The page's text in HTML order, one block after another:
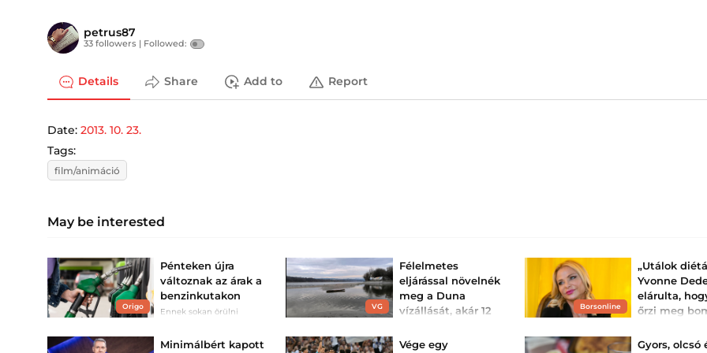
petrus87
33 followers | Followed:
Details Share Add to Report
Date: 2013. 10. 23.
Tags:
film/animáció
May be interested
Origo
Pénteken újra
változnak az árak a
benzinkutakon
Ennek sokan örülni
VG
Félelmetes
eljárással növelnék
meg a Duna
vízállását, akár 12
jelenthet hirtelen:
Borsonline
„Utálok
Yvonne
elárulta,
őrzi meg
Sokan azt
elképesztő alakja
Minimálbért kapott
Vége egy
Gyors, olcsó